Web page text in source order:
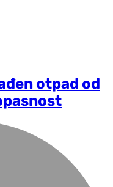
otpad od